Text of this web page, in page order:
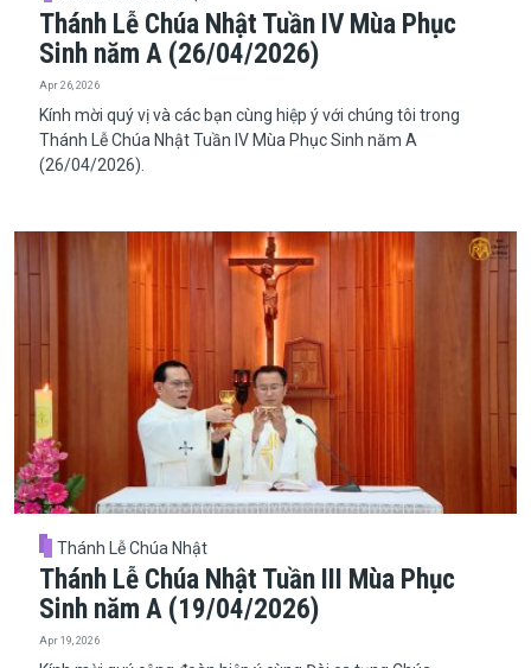
Thánh Lễ Chúa Nhật Tuần IV Mùa Phục
Sinh năm A (26/04/2026)
Apr 26, 2026
Kính mời quý vị và các bạn cùng hiệp ý với chúng tôi trong
Thánh Lễ Chúa Nhật Tuần IV Mùa Phục Sinh năm A
(26/04/2026).
Thánh Lễ Chúa Nhật
Thánh Lễ Chúa Nhật Tuần III Mùa Phục
Sinh năm A (19/04/2026)
Apr 19, 2026